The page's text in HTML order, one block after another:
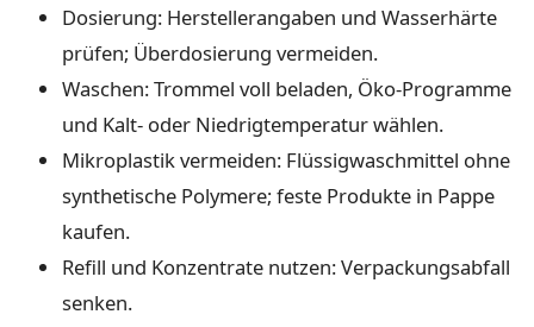
Dosierung: Herstellerangaben und Wasserhärte
prüfen; Überdosierung vermeiden.
Waschen: Trommel voll beladen, Öko-Programme
und Kalt- oder Niedrigtemperatur wählen.
Mikroplastik vermeiden: Flüssigwaschmittel ohne
synthetische Polymere; feste Produkte in Pappe
kaufen.
Refill und Konzentrate nutzen: Verpackungsabfall
senken.